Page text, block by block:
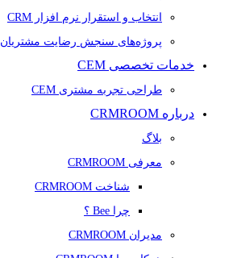
انتخاب و استقرار نرم افزار CRM
پروژه‌های سنجش رضایت مشتریان
خدمات تخصصی CEM
طراحی تجربه مشتری CEM
درباره CRMROOM
بلاگ
معرفی CRMROOM
شناخت CRMROOM
چرا Bee ؟
مدیران CRMROOM